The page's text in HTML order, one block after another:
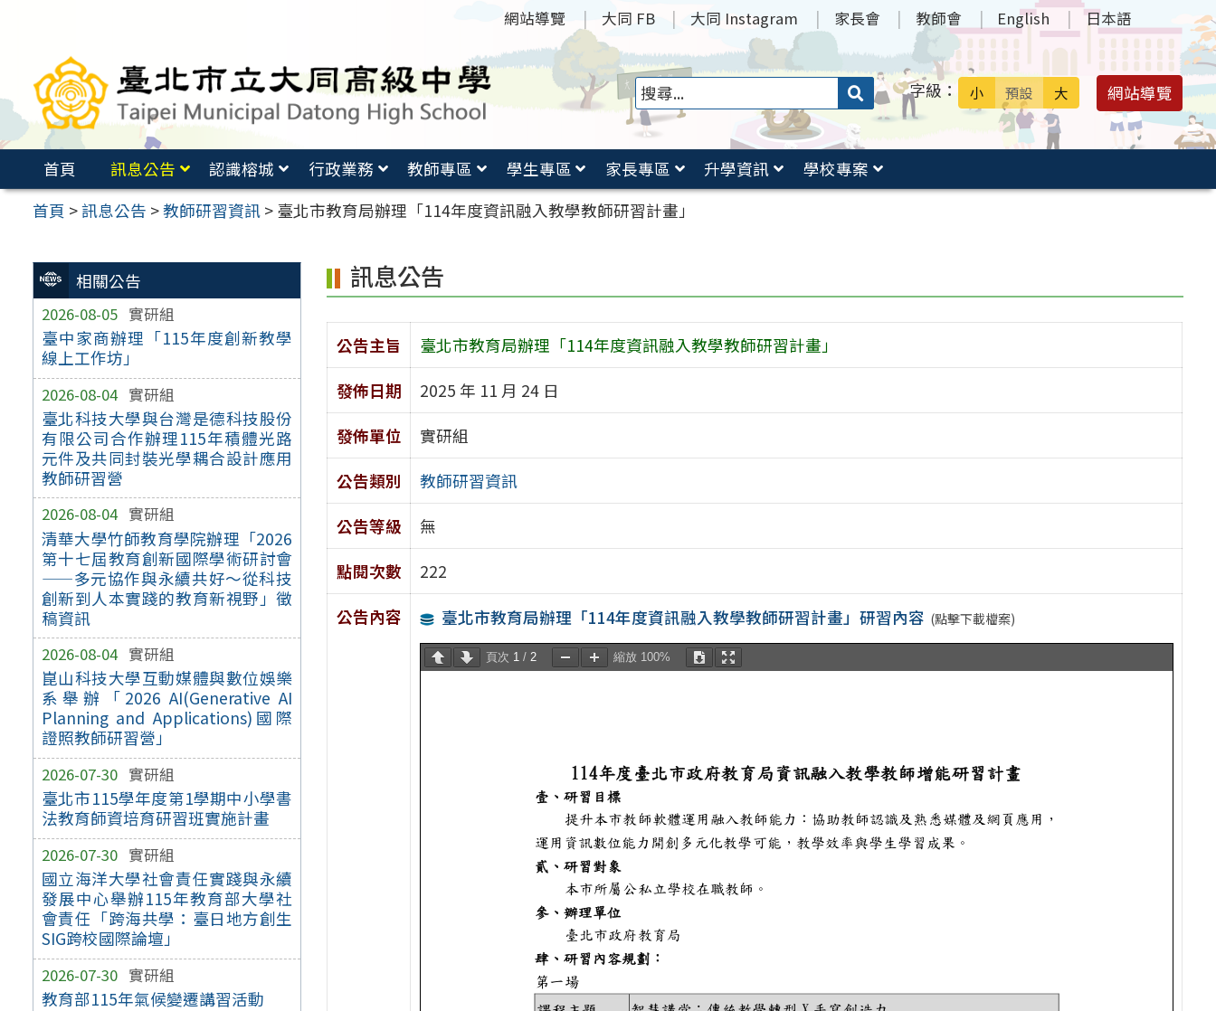
要
容
網站導覽 大同 FB 大同 Instagram 家長會 教師會 English 日本語
搜
送出 字級： 小 預設 大 網站導覽
首頁 訊息公告 認識榕城 行政業務 教師專區 學生專區 家長專區 升學資訊
學校專案
首頁 >訊息公告 >教師研習資訊 > 臺北市教育局辦理「114年度資訊融入教學教師研習計畫」
相關公告
2026-08-05 實研組
臺中家商辦理「115年度創新教學
線上工作坊」
2026-08-04 實研組
臺北科技大學與台灣是德科技股份
有限公司合作辦理115年積體光路
元件及共同封裝光學耦合設計應用
教師研習營
2026-08-04 實研組
清華大學竹師教育學院辦理「2026
第十七屆教育創新國際學術研討會
——多元協作與永續共好～從科技
創新到人本實踐的教育新視野」徵
稿資訊
2026-08-04 實研組
崑山科技大學互動媒體與數位娛樂
系舉辦「2026 AI(Generative AI
Planning and Applications)國際
證照教師研習營」
2026-07-30 實研組
臺北市115學年度第1學期中小學書
法教育師資培育研習班實施計畫
2026-07-30 實研組
國立海洋大學社會責任實踐與永續
發展中心舉辦115年教育部大學社
會責任「跨海共學：臺日地方創生
SIG跨校國際論壇」
2026-07-30 實研組
教育部115年氣候變遷講習活動
訊息公告
公告主旨
臺北市教育局辦理「114年度資訊融入教學教師研習計畫」
發佈日期
2025 年 11 月 24 日
發佈單位
實研組
公告類別
教師研習資訊
公告等級
無
點閱次數
222
公告內容
臺北市教育局辦理「114年度資訊融入教學教師研習計畫」研習內容 (點擊下載檔案)
頁次 1/ 2 縮放 100%